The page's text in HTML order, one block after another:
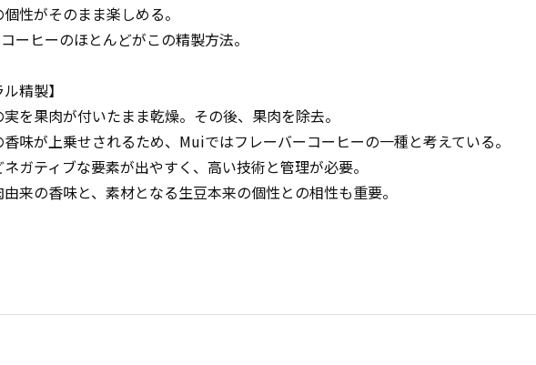
性がそのまま楽しめる。
ーヒーのほとんどがこの精製方法。
精製】
を果肉が付いたまま乾燥。その後、果肉を除去。
味が上乗せされるため、Muiではフレーバーコーヒーの一種と考えている。
ガティブな要素が出やすく、高い技術と管理が必要。
由来の香味と、素材となる生豆本来の個性との相性も重要。